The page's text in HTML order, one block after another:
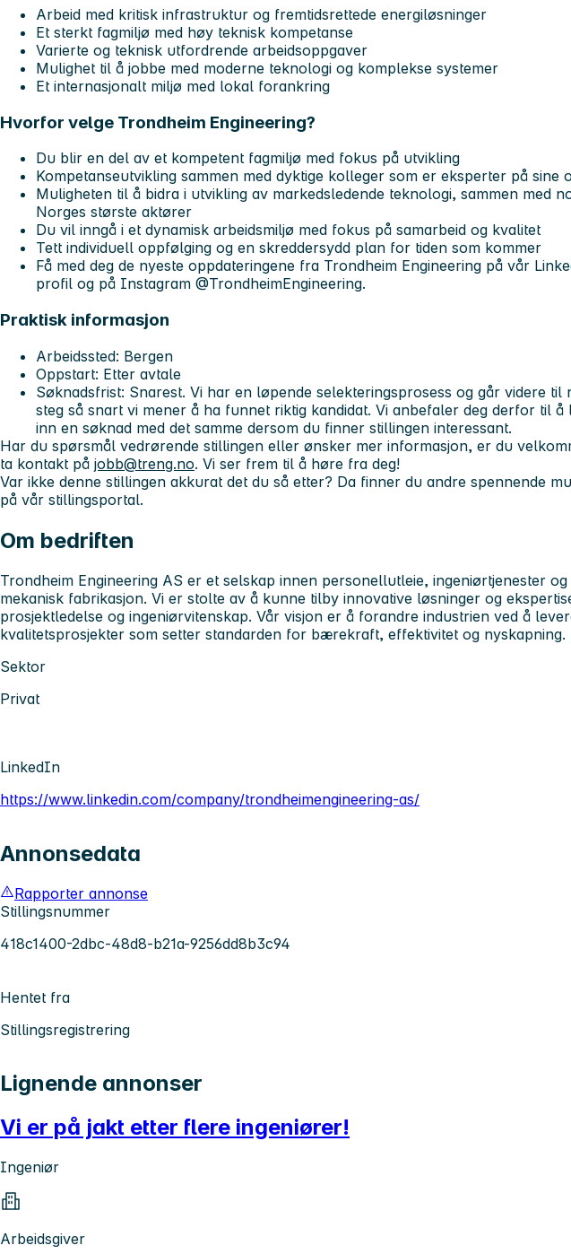
Arbeid med kritisk infrastruktur og fremtidsrettede energiløsninger
Et sterkt fagmiljø med høy teknisk kompetanse
Varierte og teknisk utfordrende arbeidsoppgaver
Mulighet til å jobbe med moderne teknologi og komplekse systemer
Et internasjonalt miljø med lokal forankring
Hvorfor velge Trondheim Engineering?
Du blir en del av et kompetent fagmiljø med fokus på utvikling
Kompetanseutvikling sammen med dyktige kolleger som er eksperter på sine
Muligheten til å bidra i utvikling av markedsledende teknologi, sammen med
Norges største aktører
Du vil inngå i et dynamisk arbeidsmiljø med fokus på samarbeid og kvalitet
Tett individuell oppfølging og en skreddersydd plan for tiden som kommer
Få med deg de nyeste oppdateringene fra Trondheim Engineering på vår
profil og på Instagram @TrondheimEngineering.
Praktisk informasjon
Arbeidssted: Bergen
Oppstart: Etter avtale
Søknadsfrist: Snarest. Vi har en løpende selekteringsprosess og går videre til
steg så snart vi mener å ha funnet riktig kandidat. Vi anbefaler deg derfor til å
inn en søknad med det samme dersom du finner stillingen interessant.
Har du spørsmål vedrørende stillingen eller ønsker mer informasjon, er du
ta kontakt på jobb@treng.no. Vi ser frem til å høre fra deg!
Var ikke denne stillingen akkurat det du så etter? Da finner du andre spennende
på vår stillingsportal.
Om bedriften
Trondheim Engineering AS er et selskap innen personellutleie, ingeniørtjenester og
mekanisk fabrikasjon. Vi er stolte av å kunne tilby innovative løsninger og
prosjektledelse og ingeniørvitenskap. Vår visjon er å forandre industrien ved å
kvalitetsprosjekter som setter standarden for bærekraft, effektivitet og nyskapning.
Sektor
Privat
LinkedIn
https://www.linkedin.com/company/trondheimengineering-as/
Annonsedata
Rapporter annonse
Stillingsnummer
418c1400-2dbc-48d8-b21a-9256dd8b3c94
Hentet fra
Stillingsregistrering
Lignende annonser
Vi er på jakt etter flere ingeniører!
Ingeniør
Arbeidsgiver